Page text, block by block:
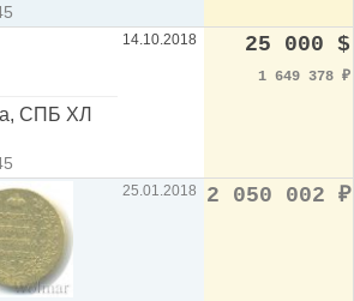
СПБ ХЛ
14.10.2018 25 000 $
1 649 378 ₽
25.01.2018 2 050 002 ₽